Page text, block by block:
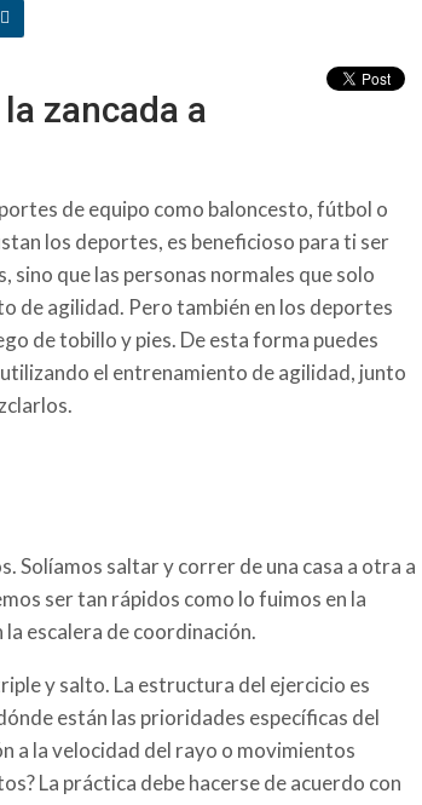
zancada a
de equipo como baloncesto, fútbol o
los deportes, es beneficioso para ti ser
sino que las personas normales que solo
de agilidad. Pero también en los deportes
de tobillo y pies. De esta forma puedes
el entrenamiento de agilidad, junto
Solíamos saltar y correr de una casa a otra a
ser tan rápidos como lo fuimos en la
escalera de coordinación.
y salto. La estructura del ejercicio es
están las prioridades específicas del
a la velocidad del rayo o movimientos
La práctica debe hacerse de acuerdo con